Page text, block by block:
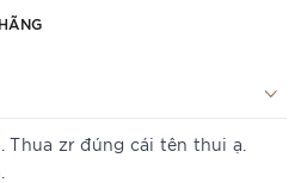
zr đúng cái tên thui ạ.